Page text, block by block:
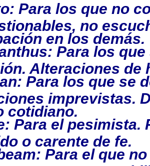
Para los que no
no
en los demás.
Para los
Alteraciones de
Para los que se
imprevistas.
cotidiano.
Para el pesimista.
o carente de fe.
Para el que